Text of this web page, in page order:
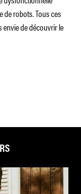
de robots. Tous ces
de découvrir le